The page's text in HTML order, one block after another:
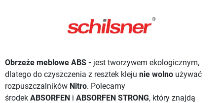
Obrzeże meblowe ABS - jest tworzywem ekologicznym,
dlatego do czyszczenia z resztek kleju nie wolno używać
rozpuszczalników Nitro. Polecamy
środek ABSORFEN i ABSORFEN STRONG, który znajdą